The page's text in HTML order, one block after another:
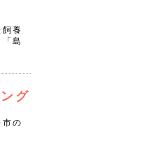
養
島
グ
の